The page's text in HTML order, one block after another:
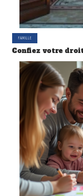
FAMILLE
Confiez votre